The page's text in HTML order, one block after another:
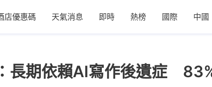
店優惠碼 天氣消息 即時 熱榜 國際 中國
長期依賴AI寫作後遺症